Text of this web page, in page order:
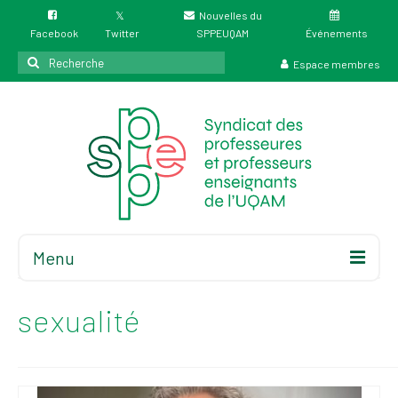
Facebook Twitter
Nouvelles du
SPPEUQAM
Événements
Rechercher
:
Espace membres
Menu
élections du 4 juin
sexualité